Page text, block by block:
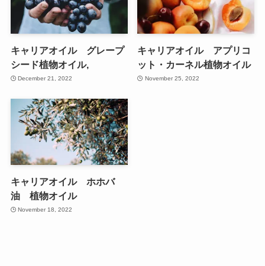
キャリアオイル グレープ
シード植物オイル,
December 21, 2022
キャリアオイル アプリコ
ット・カーネル植物オイル
November 25, 2022
キャリアオイル ホホバ
油 植物オイル
November 18, 2022